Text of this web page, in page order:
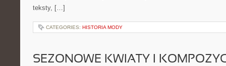
teksty, […]
CATEGORIES: HISTORIA MODY
SEZONOWE KWIATY I